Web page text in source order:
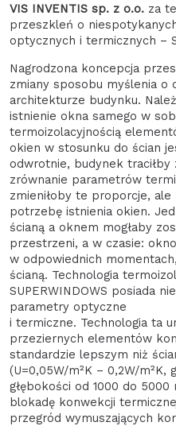
VIS INVENTIS sp. z o.o. za
przeszkleń o
optycznych i termicznych –
Nagrodzona koncepcja
zmiany sposobu myślenia o
architekturze budynku.
istnienie okna samego w
termoizolacyjnością
okien w stosunku do ścian
odwrotnie, budynek traciłby
zrównanie parametrów
zmieniłoby te proporcje, ale
potrzebę istnienia okien.
ścianą a oknem mogłaby
przestrzeni, a w czasie: okno
w odpowiednich
ścianą. Technologia
SUPERWINDOWS posiada
parametry optyczne
i termiczne. Technologia ta
przeziernych elementów
standardzie lepszym niż
(U=0,05W/m²K – 0,2W/m²K,
głębokości od 1000 do
blokadę konwekcji
przegród wymuszających